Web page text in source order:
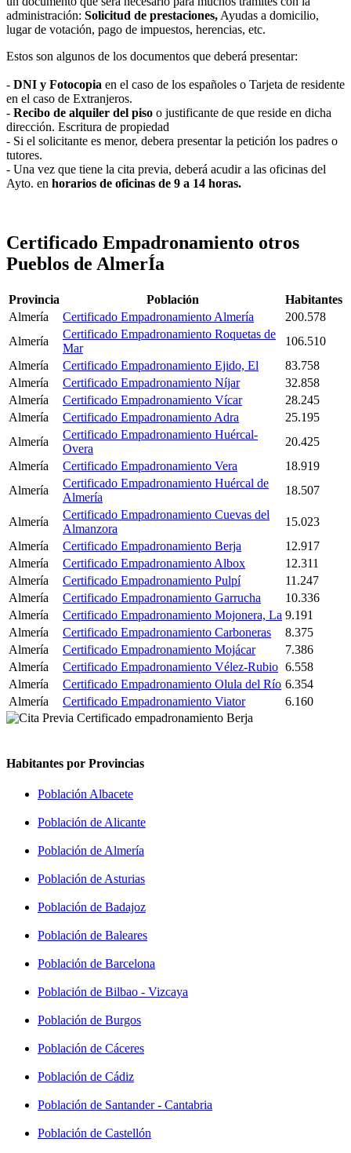
administración: Solicitud de prestaciones, Ayudas a domicilio,
lugar de votación, pago de impuestos, herencias, etc.
Estos son algunos de los documentos que deberá presentar:
- DNI y Fotocopia en el caso de los españoles o Tarjeta de residente
en el caso de Extranjeros.
- Recibo de alquiler del piso o justificante de que reside en dicha
dirección. Escritura de propiedad
- Si el solicitante es menor, debera presentar la petición los padres o
tutores.
- Una vez que tiene la cita previa, deberá acudir a las oficinas del
Ayto. en horarios de oficinas de 9 a 14 horas.
Certificado Empadronamiento otros
Pueblos de AlmerÍa
Provincia Población
Habitantes
Almería
Certificado Empadronamiento Almería
200.578
Almería
Certificado Empadronamiento Roquetas de
Mar
106.510
Almería
Certificado Empadronamiento Ejido, El
83.758
Almería
Certificado Empadronamiento Níjar
32.858
Almería
Certificado Empadronamiento Vícar
28.245
Almería
Certificado Empadronamiento Adra
25.195
Almería
Certificado Empadronamiento Huércal-
Overa
20.425
Almería
Certificado Empadronamiento Vera
18.919
Almería
Certificado Empadronamiento Huércal de
Almería
18.507
Almería
Certificado Empadronamiento Cuevas del
Almanzora
15.023
Almería
Certificado Empadronamiento Berja
12.917
Almería
Certificado Empadronamiento Albox
12.311
Almería
Certificado Empadronamiento Pulpí
11.247
Almería
Certificado Empadronamiento Garrucha
10.336
Almería
Certificado Empadronamiento Mojonera, La 9.191
Almería
Certificado Empadronamiento Carboneras
8.375
Almería
Certificado Empadronamiento Mojácar
7.386
Almería
Certificado Empadronamiento Vélez-Rubio 6.558
Almería
Certificado Empadronamiento Olula del Río 6.354
Almería
Certificado Empadronamiento Viator 6.160
Habitantes por Provincias
Población Albacete
Población de Alicante
Población de Almería
Población de Asturias
Población de Badajoz
Población de Baleares
Población de Barcelona
Población de Bilbao - Vizcaya
Población de Burgos
Población de Cáceres
Población de Cádiz
Población de Santander - Cantabria
Población de Castellón